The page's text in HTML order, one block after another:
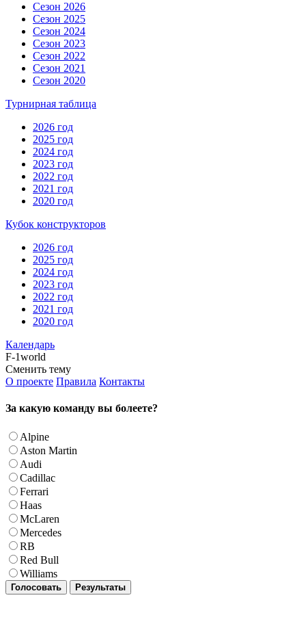
Сезон 2026
Сезон 2025
Сезон 2024
Сезон 2023
Сезон 2022
Сезон 2021
Сезон 2020
Турнирная таблица
2026 год
2025 год
2024 год
2023 год
2022 год
2021 год
2020 год
Кубок конструкторов
2026 год
2025 год
2024 год
2023 год
2022 год
2021 год
2020 год
Календарь
F-1world
Сменить тему
О проекте Правила Контакты
За какую команду вы болеете?
Alpine
Aston Martin
Audi
Cadillac
Ferrari
Haas
McLaren
Mercedes
RB
Red Bull
Williams
Голосовать Результаты